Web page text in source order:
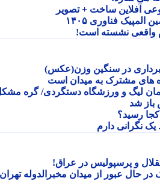
ساخت + تصویر
فناوری ۱۴۰۵
نشسته است!
در سنگین وزن(عکس)
مشترک به میدان است
لیگ و ورزشگاه دستگردی/ گره مشکل
شد
رسید؟
دارم
و پرسپولیس در عراق!
عبور از میدان مخبرالدوله تهران؛